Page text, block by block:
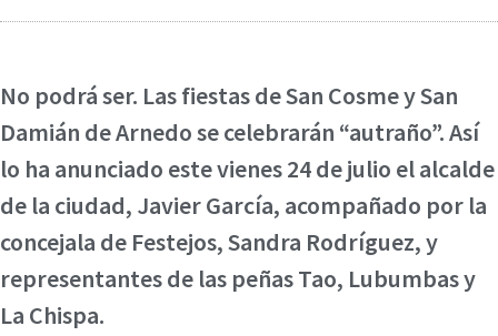
No podrá ser. Las fiestas de San Cosme y San
Damián de Arnedo se celebrarán “autraño”. Así
lo ha anunciado este vienes 24 de julio el alcalde
de la ciudad, Javier García, acompañado por la
concejala de Festejos, Sandra Rodríguez, y
representantes de las peñas Tao, Lubumbas y
La Chispa.